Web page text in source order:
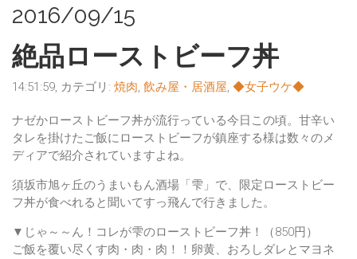
2016/09/15
絶品ローストビーフ丼
14:51:59, カテゴリ: 焼肉, 飲み屋・居酒屋, ◆女子ウケ◆
ナゼかローストビーフ丼が流行っている今日この頃。甘辛い
タレを掛けたご飯にローストビーフが鎮座する様は数々のメ
ディアで紹介されていますよね。
須坂市旭ヶ丘のうまいもん酒場「雫」 で、限定ローストビー
フ丼が食べれると聞いてすっ飛んで行きました。
▼ じゃ～～ん！ コレが雫のローストビーフ丼！（850円）
ご飯を覆い尽くす肉・肉・肉！！卵黄、おろしダレとマヨネ